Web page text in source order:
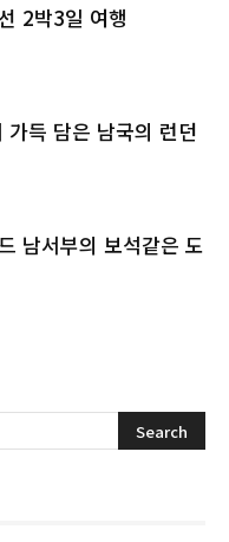
2박3일 여행
가득 담은 남국의 런던
남서부의 보석같은 도